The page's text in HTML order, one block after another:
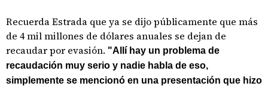
Recuerda Estrada que ya se dijo públicamente que más
de 4 mil millones de dólares anuales se dejan de
recaudar por evasión. "Allí hay un problema de
recaudación muy serio y nadie habla de eso,
simplemente se mencionó en una presentación que hizo